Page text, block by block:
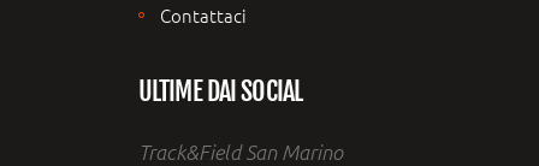
Contattaci
ULTIME DAI SOCIAL
Track&Field San Marino